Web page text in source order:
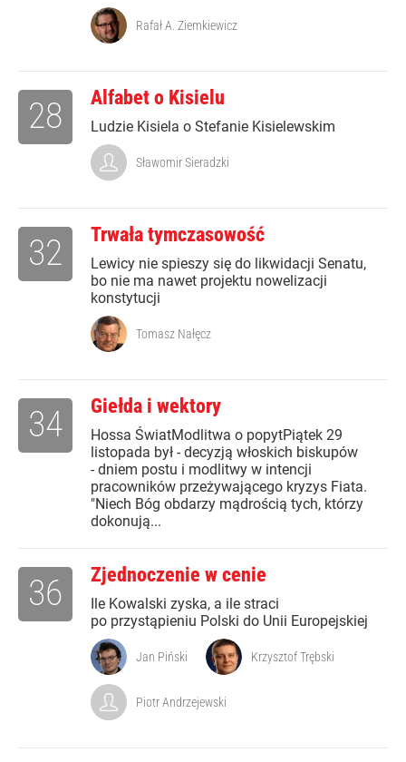
Rafał A. Ziemkiewicz
Alfabet o Kisielu
Ludzie Kisiela o Stefanie Kisielewskim
28
Sławomir Sieradzki
Trwała tymczasowość
Lewicy nie spieszy się do likwidacji Senatu,
bo nie ma nawet projektu nowelizacji
konstytucji
32
Tomasz Nałęcz
Giełda i wektory
Hossa ŚwiatModlitwa o popytPiątek 29
listopada był - decyzją włoskich biskupów
- dniem postu i modlitwy w intencji
pracowników przeżywającego kryzys Fiata.
"Niech Bóg obdarzy mądrością tych, którzy
dokonują...
34
Zjednoczenie w cenie
Ile Kowalski zyska, a ile straci
po przystąpieniu Polski do Unii Europejskiej
36
Jan Piński Krzysztof Trębski
Piotr Andrzejewski